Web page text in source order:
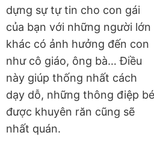
dựng sự tự tin cho con gái
của bạn với những người lớn
khác có ảnh hưởng đến con
như cô giáo, ông bà… Điều
này giúp thống nhất cách
dạy dỗ, những thông điệp bé
được khuyên răn cũng sẽ
nhất quán.